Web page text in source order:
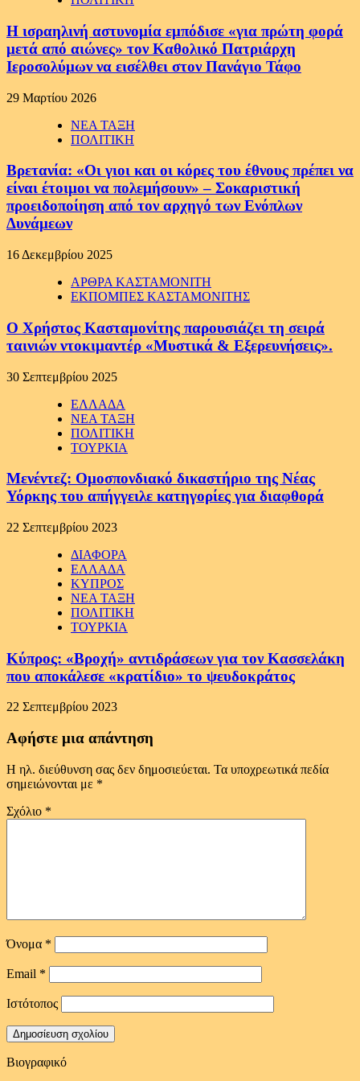
Η ισραηλινή αστυνομία εμπόδισε «για πρώτη φορά
μετά από αιώνες» τον Καθολικό Πατριάρχη
Ιεροσολύμων να εισέλθει στον Πανάγιο Τάφο
29 Μαρτίου 2026
ΝΕΑ ΤΑΞΗ
ΠΟΛΙΤΙΚΗ
Βρετανία: «Οι γιοι και οι κόρες του έθνους πρέπει να
είναι έτοιμοι να πολεμήσουν» – Σοκαριστική
προειδοποίηση από τον αρχηγό των Ενόπλων
Δυνάμεων
16 Δεκεμβρίου 2025
ΑΡΘΡΑ ΚΑΣΤΑΜΟΝΙΤΗ
ΕΚΠΟΜΠΕΣ ΚΑΣΤΑΜΟΝΙΤΗΣ
Ο Χρήστος Κασταμονίτης παρουσιάζει τη σειρά
ταινιών ντοκιμαντέρ «Μυστικά & Εξερευνήσεις».
30 Σεπτεμβρίου 2025
ΕΛΛΑΔΑ
ΝΕΑ ΤΑΞΗ
ΠΟΛΙΤΙΚΗ
ΤΟΥΡΚΙΑ
Μενέντεζ: Ομοσπονδιακό δικαστήριο της Νέας
Υόρκης του απήγγειλε κατηγορίες για διαφθορά
22 Σεπτεμβρίου 2023
ΔΙΑΦΟΡΑ
ΕΛΛΑΔΑ
ΚΥΠΡΟΣ
ΝΕΑ ΤΑΞΗ
ΠΟΛΙΤΙΚΗ
ΤΟΥΡΚΙΑ
Κύπρος: «Βροχή» αντιδράσεων για τον Κασσελάκη
που αποκάλεσε «κρατίδιο» το ψευδοκράτος
22 Σεπτεμβρίου 2023
Αφήστε μια απάντηση
Η ηλ. διεύθυνση σας δεν δημοσιεύεται. Τα υποχρεωτικά πεδία
σημειώνονται με *
Σχόλιο *
Όνομα *
Email *
Ιστότοπος
Βιογραφικό